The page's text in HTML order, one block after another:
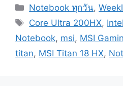
Categories
Notebook ทุกวัน,
Tags
Core Ultra 200HX,
Notebook, msi, MSI
titan, MSI Titan 18 HX,